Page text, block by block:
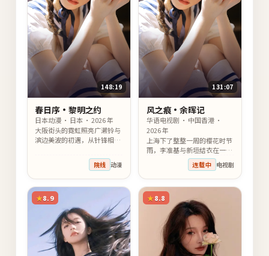
148:19
春日序·黎明之约
日本动漫 · 日本 · 2026 年
大阪街头的霓虹照亮广濑铃与
滨边美波的初遇，从针锋相对
跨国出差治愈彼此心底没说出
院线 动漫
131:07
风之痕·余晖记
华语电视剧 · 中国香港 ·
2026 年
上海下了整整一周的樱花时节
雨，李准基与新垣结衣在一场
没下完的雨里彼此试探、彼此
疗愈，故事的尽头是温柔的告
别也是新的开始。
连载中 电视剧
8.9 8.8